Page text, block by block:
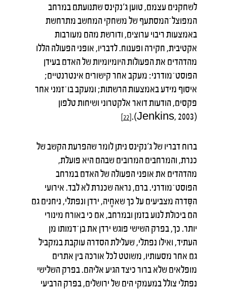
לשחקנים עצמם, טוען ג'נקינס שתנועתם במרחב
המפוצל־המסתעף של משחקי המחשב מתרחשת
באמצעות ריבוי ערוצים, ודורשת מהם מעורבות
אקטיבית, חקירה ופענוח. לדבריו, אופני הפעולה הללו
מהדהדים את הפעולות היומיומיות של האדם בעידן
הפוסט־מודרני: מעקב אחר קישורים אינטרנטיים;
איסוף מידע באמצעות הרשתות; ומעקב בו־זמני אחר
פקסים, הודעות דואר אלקטרוני ושיחות טלפון
(Jenkins, 2003).
[22]
ברוח דבריו של ג'נקינס ניתן לומר שהפרעת הקשב של
כנרת, והמרחבים המרובים שבהם היא פועלת,
מהדהדים את אופני הפעולה של האדם במרחב
הפוסט־מודרני. ברם, נראה שכנרת לא לבד. אירועי
הסִּדרה מצביעים על כך שאחֶיה, ירדן ונפתלי, ניחנים גם
הם ביכולת לנוע בזמן ובמרחב, אם כי באורח מינורי
יותר. כך, בפרק השישי פוגש ירדן את בן־דמותו מן
העתיד, ואילו נפתלי, שעלילת הסדרה עוקבת במקביל
גם אחר מסעותיו, משוטט לכל אורכה בין אתרים
מופלאים שלא ברור כיצד הגיע אליהם. בפרק השלישי
נפתלי צולל במעמקי הים של ירושלים, בפרק הרביעי